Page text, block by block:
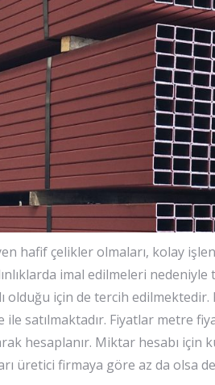
hafif çelikler olmaları, kolay
imal edilmeleri
olduğu için de tercih
satılmaktadır. Fiyatlar metre
hesaplanır. Miktar hesabı için
üretici firmaya göre az da olsa